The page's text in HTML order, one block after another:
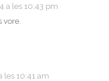
a les 10:43 pm
vore.
les 10:41 am